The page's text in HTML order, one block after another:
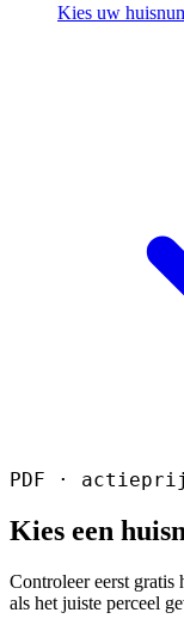
Kies uw
PDF ·
Kies een
Controleer eerst gratis
als het juiste perceel